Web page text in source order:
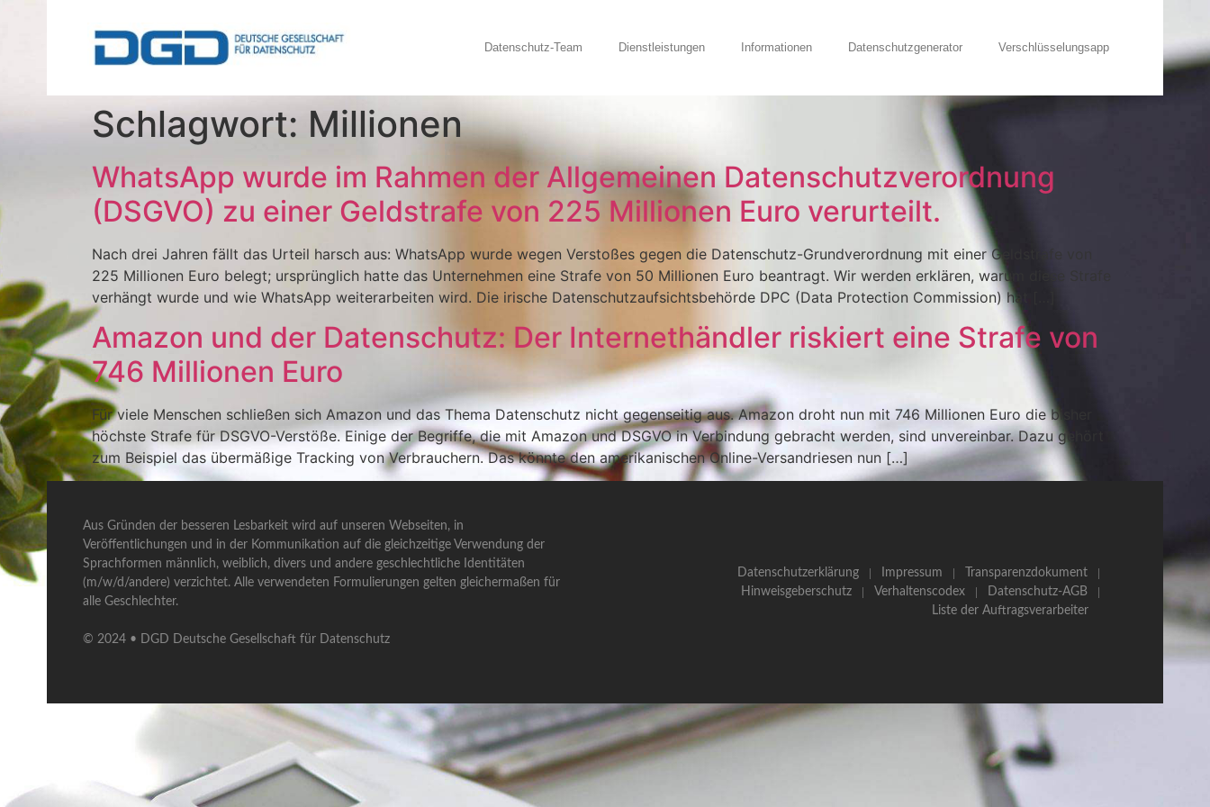
Datenschutz-Team Dienstleistungen Informationen Datenschutzgenerator Verschlüsselungsapp
Schlagwort: Millionen
WhatsApp wurde im Rahmen der Allgemeinen Datenschutzverordnung
(DSGVO) zu einer Geldstrafe von 225 Millionen Euro verurteilt.
Nach drei Jahren fällt das Urteil harsch aus: WhatsApp wurde wegen Verstoßes gegen die Datenschutz-Grundverordnung mit einer Geldstrafe von
225 Millionen Euro belegt; ursprünglich hatte das Unternehmen eine Strafe von 50 Millionen Euro beantragt. Wir werden erklären, warum diese Strafe
verhängt wurde und wie WhatsApp weiterarbeiten wird. Die irische Datenschutzaufsichtsbehörde DPC (Data Protection Commission) hat […]
Amazon und der Datenschutz: Der Internethändler riskiert eine Strafe von
746 Millionen Euro
Für viele Menschen schließen sich Amazon und das Thema Datenschutz nicht gegenseitig aus. Amazon droht nun mit 746 Millionen Euro die bisher
höchste Strafe für DSGVO-Verstöße. Einige der Begriffe, die mit Amazon und DSGVO in Verbindung gebracht werden, sind unvereinbar. Dazu gehört
zum Beispiel das übermäßige Tracking von Verbrauchern. Das könnte den amerikanischen Online-Versandriesen nun […]
Aus Gründen der besseren Lesbarkeit wird auf unseren Webseiten, in
Veröffentlichungen und in der Kommunikation auf die gleichzeitige Verwendung der
Sprachformen männlich, weiblich, divers und andere geschlechtliche Identitäten
(m/w/d/andere) verzichtet. Alle verwendeten Formulierungen gelten gleichermaßen für
alle Geschlechter.
© 2024 • DGD Deutsche Gesellschaft für Datenschutz
Datenschutzerklärung Impressum
Transparenzdokument
Hinweisgeberschutz
Verhaltenscodex
Datenschutz-AGB
Liste der Auftragsverarbeiter